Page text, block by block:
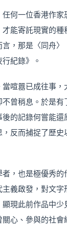
何一位香港作家
能寄託現實的種
，那是〈同舟〉
紀錄》。
喧囂已成往事，
曾稍息。於是
的記錄何嘗能還
反而捕捉了歷史
，也是極優秀的
義啟發，對文字
現此前作品中少
心、參與的社會